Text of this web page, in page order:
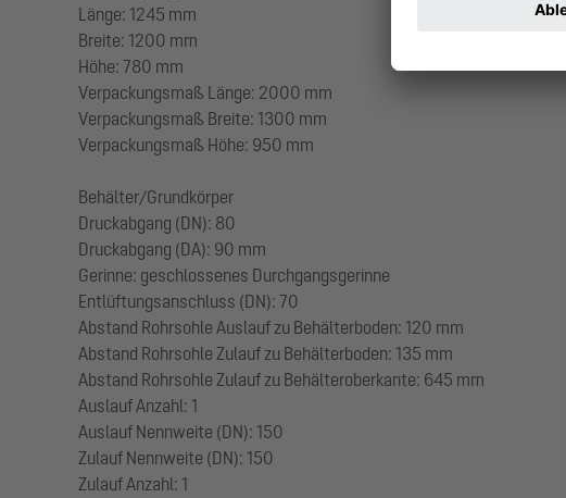
Länge: 1245 mm
Breite: 1200 mm
Höhe: 780 mm
Verpackungsmaß Länge: 2000 mm
Verpackungsmaß Breite: 1300 mm
Verpackungsmaß Höhe: 950 mm
Behälter/Grundkörper
Druckabgang (DN): 80
Druckabgang (DA): 90 mm
Gerinne: geschlossenes Durchgangsgerinne
Entlüftungsanschluss (DN): 70
Abstand Rohrsohle Auslauf zu Behälterboden: 120 mm
Abstand Rohrsohle Zulauf zu Behälterboden: 135 mm
Abstand Rohrsohle Zulauf zu Behälteroberkante: 645 mm
Auslauf Anzahl: 1
Auslauf Nennweite (DN): 150
Zulauf Nennweite (DN): 150
Zulauf Anzahl: 1